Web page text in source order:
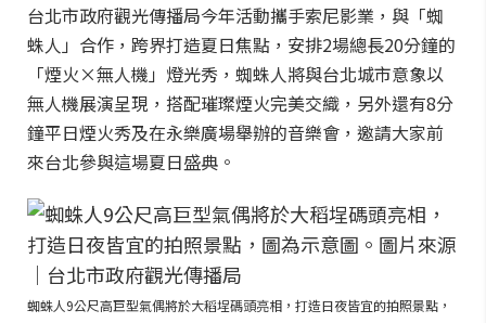
台北市政府觀光傳播局今年活動攜手索尼影業，與「蜘
蛛人」合作，跨界打造夏日焦點，安排2場總長20分鐘的
「煙火×無人機」燈光秀，蜘蛛人將與台北城市意象以
無人機展演呈現，搭配璀璨煙火完美交織，另外還有8分
鐘平日煙火秀及在永樂廣場舉辦的音樂會，邀請大家前
來台北參與這場夏日盛典。
蜘蛛人9公尺高巨型氣偶將於大稻埕碼頭亮相，打造日夜皆宜的拍照景點，